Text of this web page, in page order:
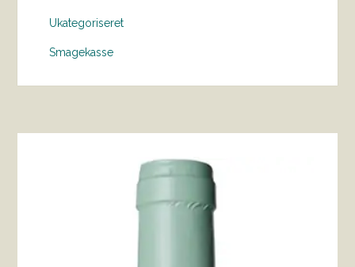
Ukategoriseret
Smagekasse